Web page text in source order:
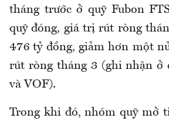
tháng trước ở quỹ Fubon
quỹ đóng, giá trị rút ròng
476 tỷ đồng, giảm hơn một
rút ròng tháng 3 (ghi nhận ở
và VOF).
Trong khi đó, nhóm quỹ mở